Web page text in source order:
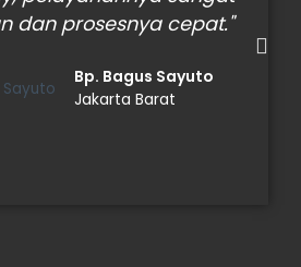
dan prosesnya cepat."
Bp. Bagus Sayuto
Jakarta Barat